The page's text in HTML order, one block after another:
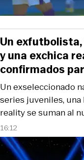
16:12
Un exseleccionado
series juveniles, una
reality se suman al
Un
y una exchica
confirmados